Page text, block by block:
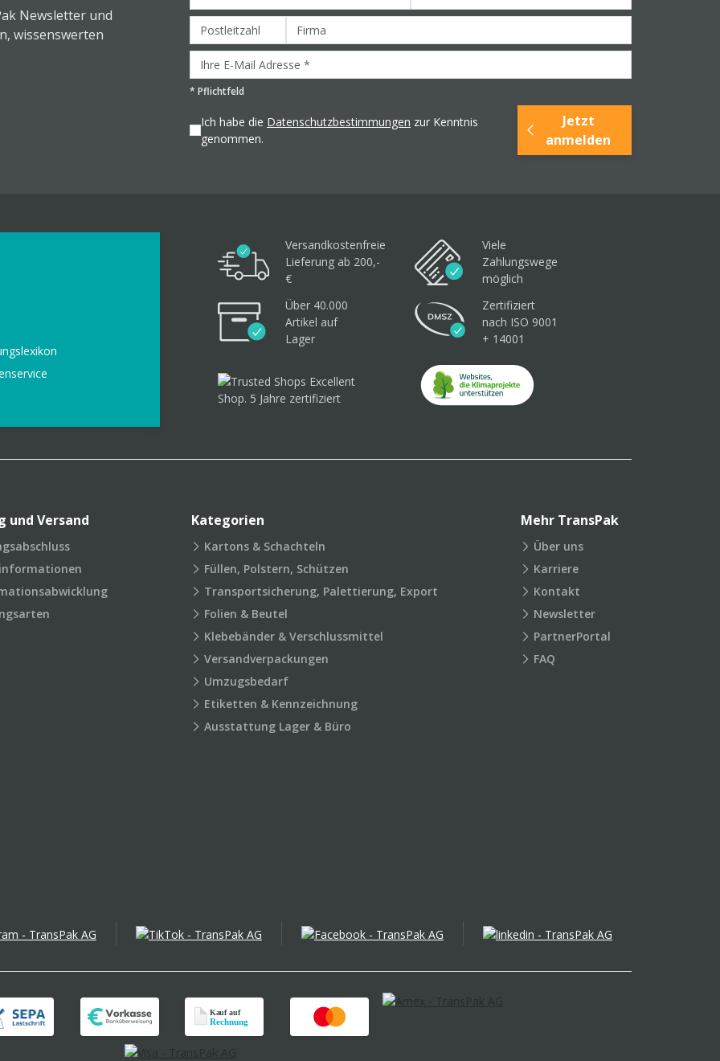
Newsletter und
wissenswerten
* Pflichtfeld
Ich habe die Datenschutzbestimmungen zur Kenntnis
genommen.
Jetzt
anmelden
Versandkostenfreie
Lieferung ab 200,-
€
Viele
Zahlungswege
möglich
Über 40.000
Artikel auf
Lager
Zertifiziert
nach ISO 9001
+ 14001
und Versand Kategorien
Kartons & Schachteln
Füllen, Polstern, Schützen
Transportsicherung, Palettierung, Export
Folien & Beutel
Klebebänder & Verschlussmittel
Versandverpackungen
Umzugsbedarf
Etiketten & Kennzeichnung
Ausstattung Lager & Büro
Mehr TransPak
Über uns
Karriere
Kontakt
Newsletter
PartnerPortal
FAQ